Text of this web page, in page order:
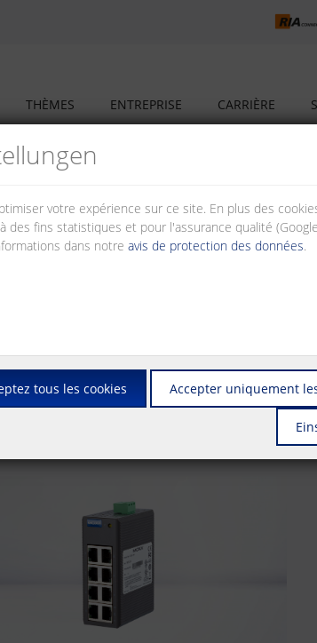
THÈMES ENTREPRISE CARRIÈRE
place une coopération avec des partenaires qui
des investisseurs, des concepteurs, des
tels que des routeurs et des switches dont
à la conception, l'installation et l'opération des
votre expérience sur ce site. En plus des
des fins statistiques et pour l'assurance qualité
dans notre avis de protection des données.
tous les cookies Accepter uniquement